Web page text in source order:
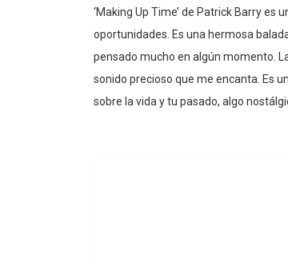
‘Making Up Time’ de Patrick Barry
oportunidades. Es una hermosa
pensado mucho en algún momento.
sonido precioso que me encanta. Es
sobre la vida y tu pasado, algo